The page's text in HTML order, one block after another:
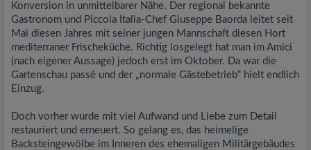
Konversion in unmittelbarer Nähe. Der regional bekannte
Gastronom und Piccola Italia-Chef Giuseppe Baorda leitet seit
Mai diesen Jahres mit seiner jungen Mannschaft diesen Hort
mediterraner Frischeküche. Richtig losgelegt hat man im Amici
(nach eigener Aussage) jedoch erst im Oktober. Da war die
Gartenschau passé und der „normale Gästebetrieb“ hielt endlich
Einzug.
Doch vorher wurde mit viel Aufwand und Liebe zum Detail
restauriert und erneuert. So gelang es, das heimelige
Backsteingewölbe im Inneren des ehemaligen Militärgebäudes